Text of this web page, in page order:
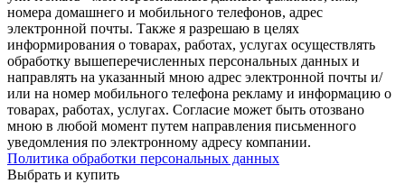
номера домашнего и мобильного телефонов, адрес
электронной почты. Также я разрешаю в целях
информирования о товарах, работах, услугах осуществлять
обработку вышеперечисленных персональных данных и
направлять на указанный мною адрес электронной почты и/
или на номер мобильного телефона рекламу и информацию о
товарах, работах, услугах. Согласие может быть отозвано
мною в любой момент путем направления письменного
уведомления по электронному адресу компании.
Политика обработки персональных данных
Выбрать и купить